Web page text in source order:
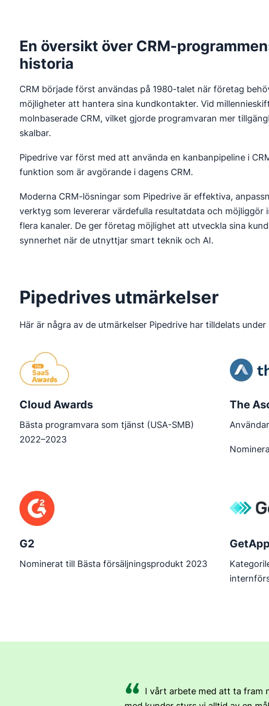
En översikt över CRM-
historia
CRM började först användas på 1980-talet när företag
möjligheter att hantera sina kundkontakter. Vid
molnbaserade CRM, vilket gjorde programvaran mer
skalbar.
Pipedrive var först med att använda en kanbanpipeline i
funktion som är avgörande i dagens CRM.
Moderna CRM-lösningar som Pipedrive är effektiva,
verktyg som levererar värdefulla resultatdata och möjliggör
flera kanaler. De ger företag möjlighet att utveckla sina
synnerhet när de utnyttjar smart teknik och AI.
Pipedrives utmärkelser
Här är några av de utmärkelser Pipedrive har tilldelats
Cloud Awards
Bästa programvara som tjänst (USA-SMB)
2022–2023
The
G2
Nominerat till Bästa försäljningsprodukt 2023
GetApp
I vårt arbete med att ta fram